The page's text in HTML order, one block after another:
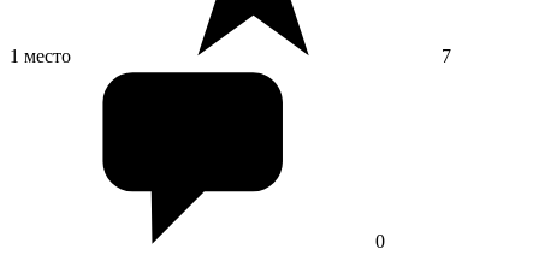
1 место 7
0